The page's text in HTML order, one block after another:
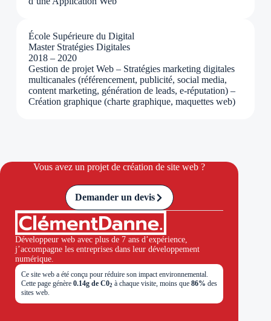
École Supérieure du Digital
Master Stratégies Digitales
2018 – 2020
Gestion de projet Web – Stratégies marketing digitales
multicanales (référencement, publicité, social media,
content marketing, génération de leads, e-réputation) –
Création graphique (charte graphique, maquettes web)
Vous avez un projet de création de site web ?
Demander un devis
Développeur web avec plus de 7 ans d’expérience,
j’accompagne les entreprises dans leur développement
numérique.
Ce site web a été conçu pour réduire son impact environnemental.
Cette page génère 0.14g de C02 à chaque visite, moins que 86% des
sites web.